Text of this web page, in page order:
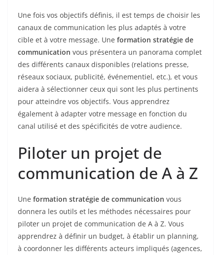
Une fois vos objectifs définis, il est temps de choisir les
canaux de communication les plus adaptés à votre
cible et à votre message. Une formation stratégie de
communication vous présentera un panorama complet
des différents canaux disponibles (relations presse,
réseaux sociaux, publicité, événementiel, etc.), et vous
aidera à sélectionner ceux qui sont les plus pertinents
pour atteindre vos objectifs. Vous apprendrez
également à adapter votre message en fonction du
canal utilisé et des spécificités de votre audience.
Piloter un projet de
communication de A à Z
Une formation stratégie de communication vous
donnera les outils et les méthodes nécessaires pour
piloter un projet de communication de A à Z. Vous
apprendrez à définir un budget, à établir un planning,
à coordonner les différents acteurs impliqués (agences,